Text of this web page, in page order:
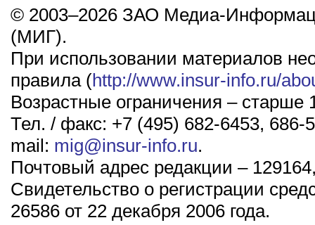
© 2003–2026 ЗАО Медиа-
(МИГ).
При использовании материалов
правила (http://www.insur-info.ru/
Возрастные ограничения – старше
Тел. / факс: +7 (495) 682-6453, 686-
mail: mig@insur-info.ru.
Почтовый адрес редакции –
Свидетельство о регистрации
26586 от 22 декабря 2006 года.